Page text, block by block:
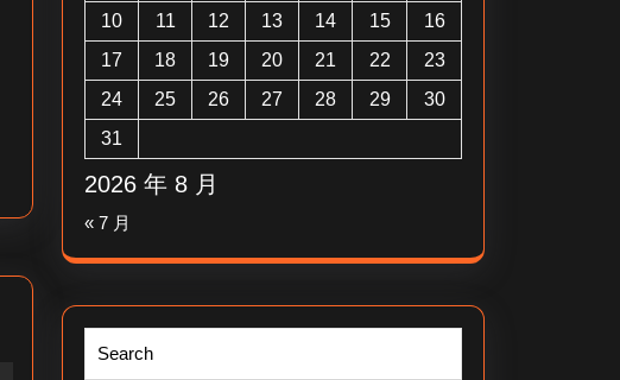
2026 年 8 月
10
11 12 13 14 15
16
17
18 19 20 21 22
23
24
25 26 27 28 29
30
31
« 7 月